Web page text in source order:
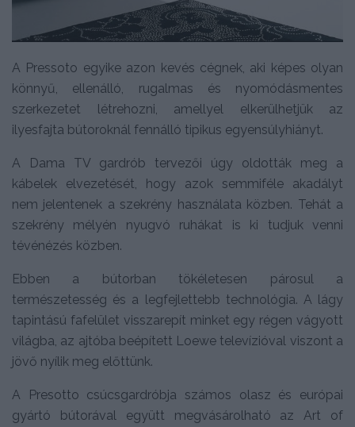
A Pressoto egyike azon kevés cégnek, aki képes olyan
könnyű, ellenálló, rugalmas és nyomódásmentes
szerkezetet létrehozni, amellyel elkerülhetjük az
ilyesfajta bútoroknál fennálló tipikus egyensúlyhiányt.
A Dama TV gardrób tervezői úgy oldották meg a
kábelek elvezetését, hogy azok semmiféle akadályt
nem jelentenek a szekrény használata közben. Tehát a
szekrény mélyén nyugvó ruhákat is ki tudjuk venni
tévénézés közben.
Ebben a bútorban tökéletesen párosul a
természetesség és a legfejlettebb technológia. A lágy
tapintású fafelület visszarepít minket egy régen vágyott
világba, az ajtóba beépített Loewe televízióval viszont a
jövő nyílik meg előttünk.
A Presotto csúcsgardróbja számos olasz és európai
gyártó bútorával együtt megvásárolható az Art of